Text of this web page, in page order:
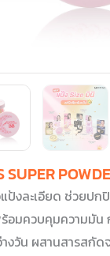
SUPER
งละเอียด ช่วยปก
อมควบคุมความมัน
งวัน ผสานสารสกัด